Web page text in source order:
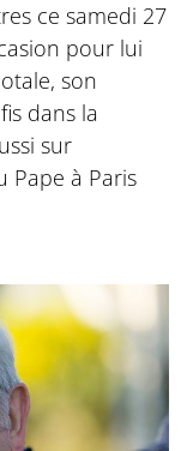
ce samedi 27
pour lui
son
dans la
sur
Pape à Paris